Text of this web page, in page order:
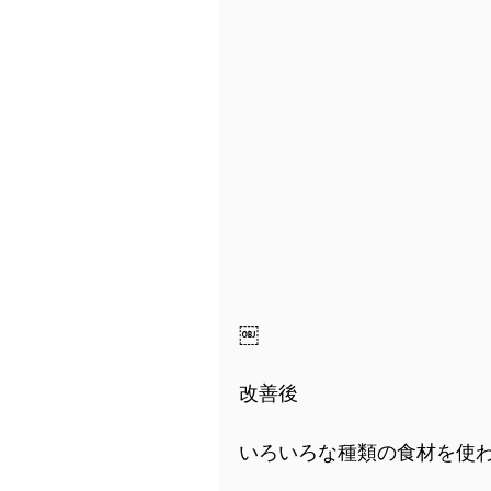
￼
改善後
いろいろな種類の食材を使